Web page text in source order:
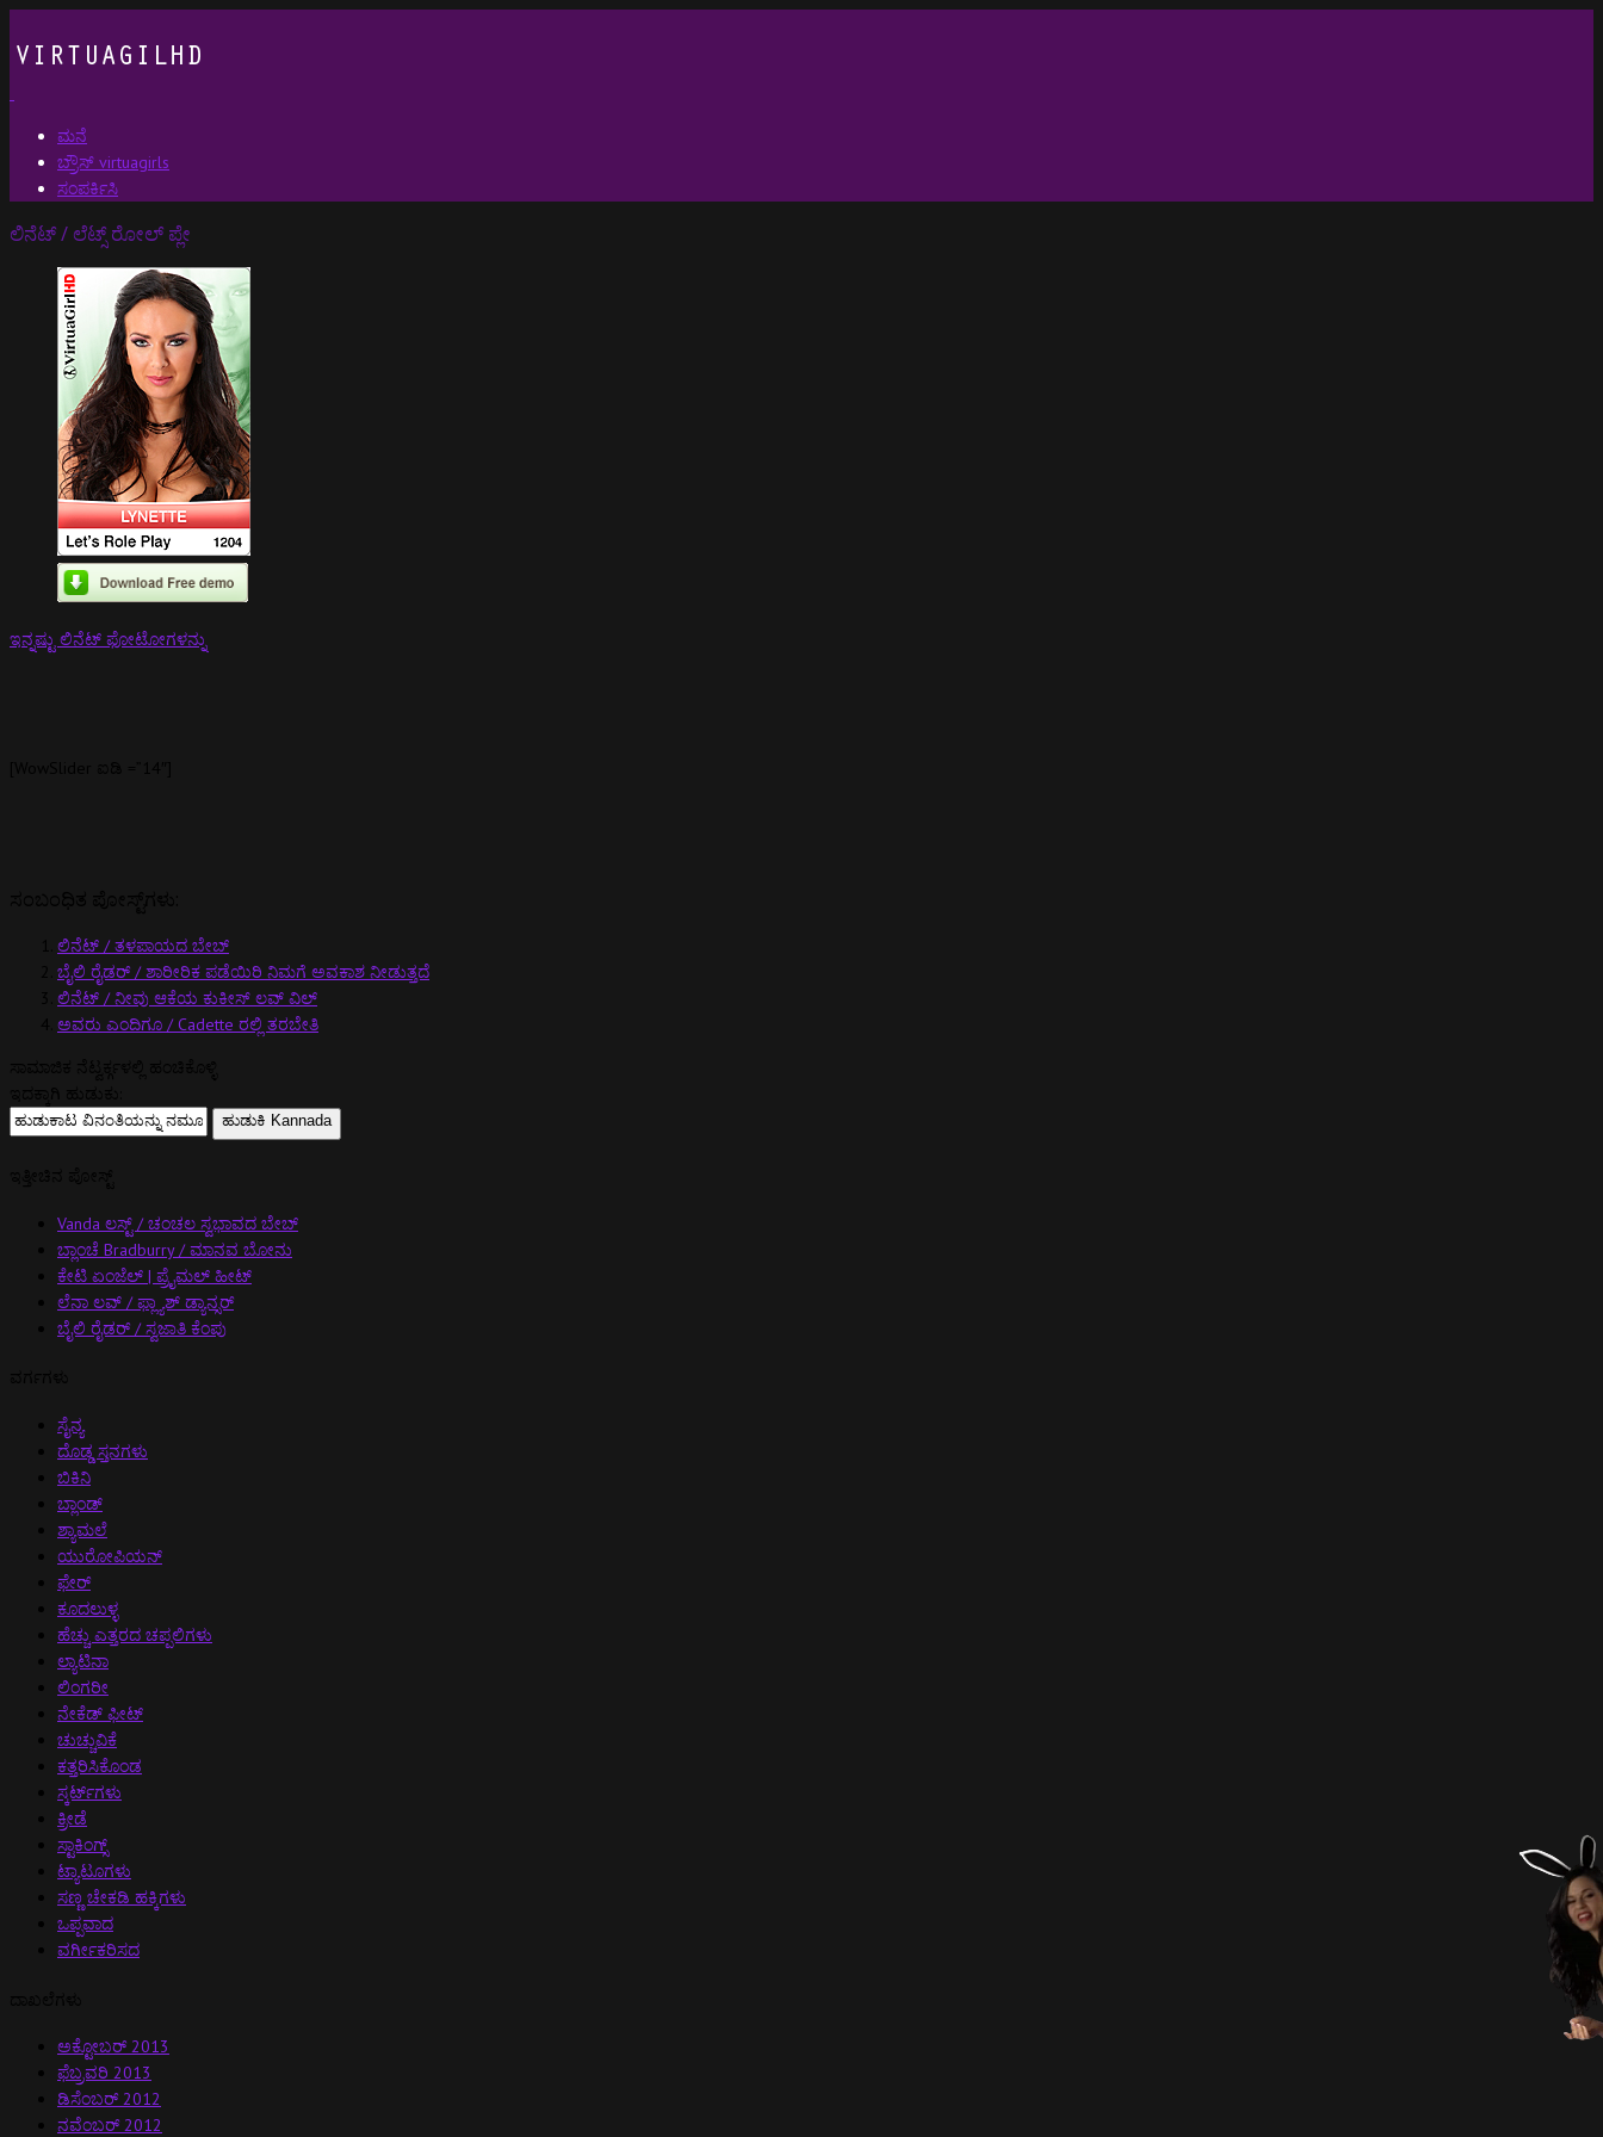
ಮನೆ
ಬ್ರೌಸ್ virtuagirls
ಸಂಪರ್ಕಿಸಿ
ಲಿನೆಟ್ / ಲೆಟ್ಸ್ ರೋಲ್ ಪ್ಲೇ
ಇನ್ನಷ್ಟು ಲಿನೆಟ್ ಫೋಟೋಗಳನ್ನು
ಲಿನೆಟ್ / ತಳಪಾಯದ ಬೇಬ್
ಬೈಲಿ ರೈಡರ್ / ಶಾರೀರಿಕ ಪಡೆಯಿರಿ ನಿಮಗೆ ಅವಕಾಶ ನೀಡುತ್ತದೆ
ಲಿನೆಟ್ / ನೀವು ಆಕೆಯ ಕುಕೀಸ್ ಲವ್ ವಿಲ್
ಅವರು ಎಂದಿಗೂ / Cadette ರಲ್ಲಿ ತರಬೇತಿ
Vanda ಲಸ್ಟ್ / ಚಂಚಲ ಸ್ವಭಾವದ ಬೇಬ್
ಬ್ಲಾಂಚೆ Bradburry / ಮಾನವ ಬೋನು
ಕೇಟಿ ಏಂಜೆಲ್ | ಪ್ರೈಮಲ್ ಹೀಟ್
ಲೆನಾ ಲವ್ / ಫ್ಲ್ಯಾಶ್ ಡ್ಯಾನ್ಸರ್
ಬೈಲಿ ರೈಡರ್ / ಸ್ವಜಾತಿ ಕೆಂಪು
ಸೈನ್ಯ
ದೊಡ್ಡ ಸ್ತನಗಳು
ಬಿಕಿನಿ
ಬ್ಲಾಂಡ್
ಶ್ಯಾಮಲೆ
ಯುರೋಪಿಯನ್
ಫೇರ್
ಕೂದಲುಳ್ಳ
ಹೆಚ್ಚು ಎತ್ತರದ ಚಪ್ಪಲಿಗಳು
ಲ್ಯಾಟಿನಾ
ಲಿಂಗರೀ
ನೇಕೆಡ್ ಫೀಟ್
ಚುಚ್ಚುವಿಕೆ
ಕತ್ತರಿಸಿಕೊಂಡ
ಸ್ಕರ್ಟ್‌ಗಳು
ಕ್ರೀಡೆ
ಸ್ಟಾಕಿಂಗ್ಸ್
ಟ್ಯಾಟೂಗಳು
ಸಣ್ಣ ಚೇಕಡಿ ಹಕ್ಕಿಗಳು
ಒಪ್ಪವಾದ
ವರ್ಗೀಕರಿಸದ
ಅಕ್ಟೋಬರ್ 2013
ಫೆಬ್ರವರಿ 2013
ಡಿಸೆಂಬರ್ 2012
ನವೆಂಬರ್ 2012